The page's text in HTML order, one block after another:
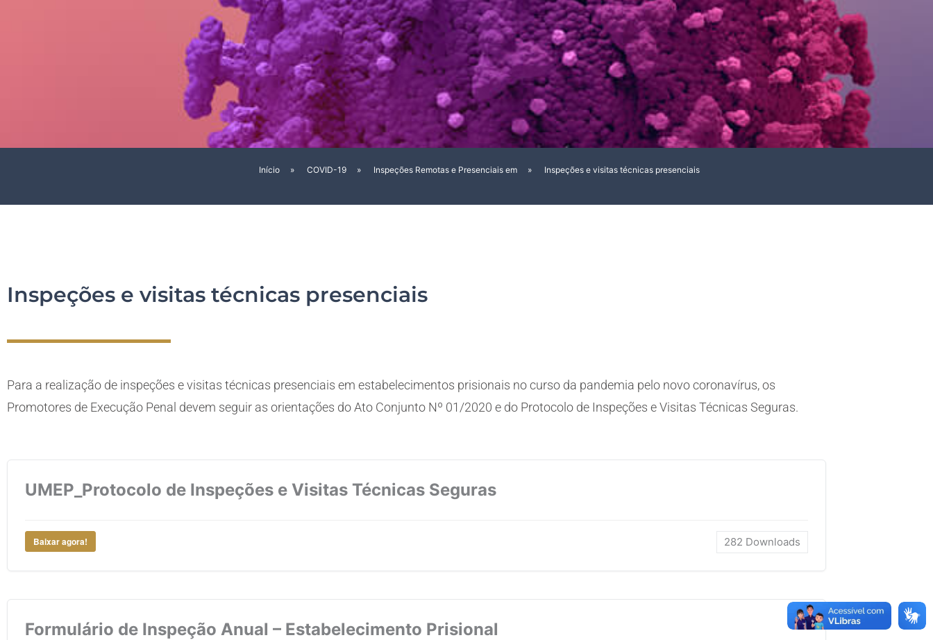
Início » COVID-19 » Inspeções Remotas e Presenciais em » Inspeções e visitas técnicas presenciais
Inspeções e visitas técnicas presenciais
Para a realização de inspeções e visitas técnicas presenciais em estabelecimentos prisionais no curso da pandemia pelo novo coronavírus, os
Promotores de Execução Penal devem seguir as orientações do Ato Conjunto Nº 01/2020 e do Protocolo de Inspeções e Visitas Técnicas Seguras.
UMEP_Protocolo de Inspeções e Visitas Técnicas Seguras
Baixar agora! 282 Downloads
Formulário de Inspeção Anual – Estabelecimento Prisional